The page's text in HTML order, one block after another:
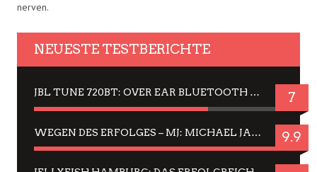
nerven.
NEUESTE TESTBERICHTE
JBL TUNE 720BT: OVER EAR BLUETOOTH KOPFHÖRER UM DIE 50,-€ IM DAUER-TEST 7
WEGEN DES ERFOLGES – MJ: MICHAEL JACKSON MUSICAL IN EINER MATINEE SEHEN 9.9